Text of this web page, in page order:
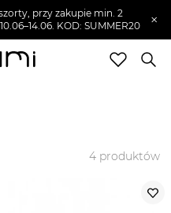
przy zakupie min. 2
KOD: SUMMER20
×
4 produktów